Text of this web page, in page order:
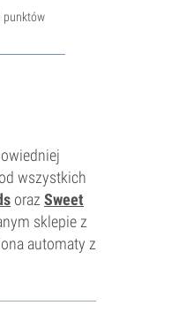
punktów
wszystkich
oraz Sweet
sklepie z
automaty z